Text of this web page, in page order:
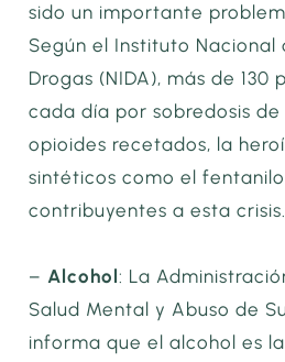
sido un importante
Según el Instituto Nacional
Drogas (NIDA), más de 130
cada día por sobredosis de
opioides recetados, la
sintéticos como el
contribuyentes a esta crisis.
– Alcohol: La
Salud Mental y Abuso de
informa que el alcohol es